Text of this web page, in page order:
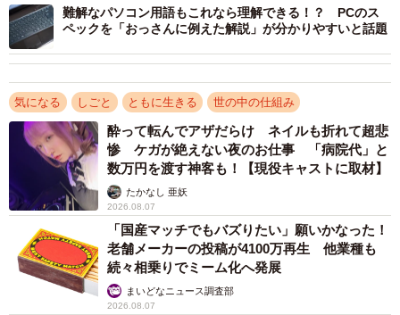
2/5
難解なパソコン用語もこれなら理解できる！？ PCのス
ペックを「おっさんに例えた解説」が分かりやすいと話題
気になる しごと ともに生きる 世の中の仕組み
酔って転んでアザだらけ ネイルも折れて超悲
惨 ケガが絶えない夜のお仕事 「病院代」と
数万円を渡す神客も！【現役キャストに取材】
たかなし 亜妖
2026.08.07
「国産マッチでもバズりたい」願いかなった！
老舗メーカーの投稿が4100万再生 他業種も
続々相乗りでミーム化へ発展
まいどなニュース調査部
2026.08.07